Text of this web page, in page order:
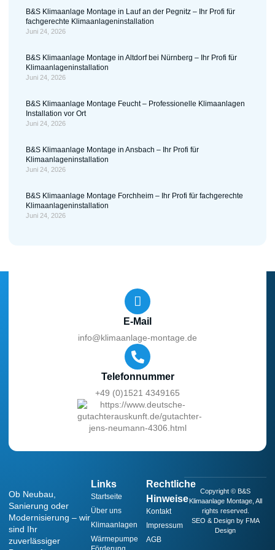
B&S Klimaanlage Montage in Lauf an der Pegnitz – Ihr Profi für
fachgerechte Klimaanlageninstallation
Juni 24, 2026
B&S Klimaanlage Montage in Altdorf bei Nürnberg – Ihr Profi für
Klimaanlageninstallation
Juni 24, 2026
B&S Klimaanlage Montage Feucht – Professionelle Klimaanlagen
Installation vor Ort
Juni 24, 2026
B&S Klimaanlage Montage in Ansbach – Ihr Profi für
Klimaanlageninstallation
Juni 24, 2026
B&S Klimaanlage Montage Forchheim – Ihr Profi für fachgerechte
Klimaanlageninstallation
Juni 24, 2026
Ob Neubau,
Sanierung oder
Modernisierung – wir
sind Ihr
zuverlässiger
Links
Startseite
Über uns
Klimaanlagen
Wärmepumpe
Rechtliche
Hinweise
Kontakt
Impressum
AGB
Copyright © B&S
Klimaanlage Montage, All
rights reserved.
SEO & Design by FMA
Design
E-Mail
info@klimaanlage-montage.de
Telefonnummer
+49 (0)1521 4349165